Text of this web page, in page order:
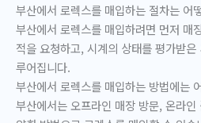
부산에서 로렉스를 매입하는 절차는 어
부산에서 로렉스를 매입하려면 먼저 매
적을 요청하고, 시계의 상태를 평가받
루어집니다.
부산에서 로렉스를 매입하는 방법에는
부산에서는 오프라인 매장 방문, 온라